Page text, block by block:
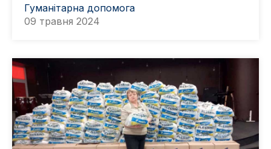
Гуманітарна допомога
09 травня 2024